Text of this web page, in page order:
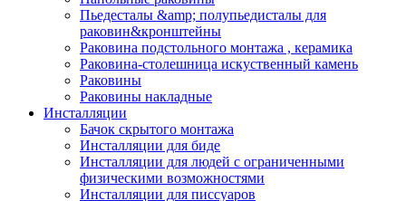
Пьедесталы &amp; полупьедисталы для
раковин&кронштейны
Раковина подстольного монтажа , керамика
Раковина-столешница искуственный камень
Раковины
Раковины накладные
Инсталляции
Бачок скрытого монтажа
Инсталляции для биде
Инсталляции для людей с ограниченными
физическими возможностями
Инсталляции для писсуаров